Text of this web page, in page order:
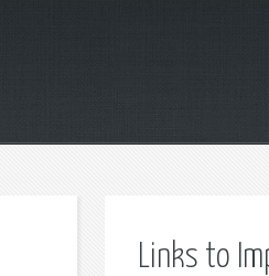
Links to